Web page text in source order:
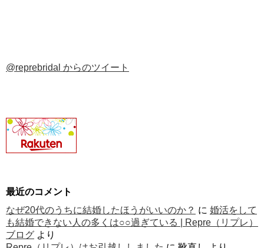
@reprebridal からのツイート
最近のコメント
なぜ20代のうちに結婚したほうがいいのか？ に 婚活をして
も結婚できない人の多くは○○過ぎている | Repre（リプレ）
ブログ より